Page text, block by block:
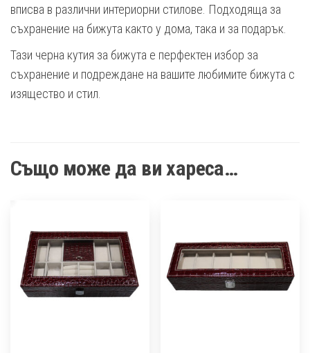
вписва в различни интериорни стилове. Подходяща за
съхранение на бижута както у дома, така и за подарък.
Тази черна кутия за бижута е перфектен избор за
съхранение и подреждане на вашите любимите бижута с
изящество и стил.
Също може да ви хареса…